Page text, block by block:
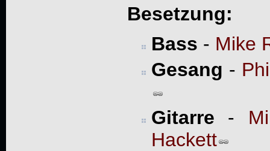
Besetzung:
Bass - Mike
Gesang -
Gitarre -
Hackett